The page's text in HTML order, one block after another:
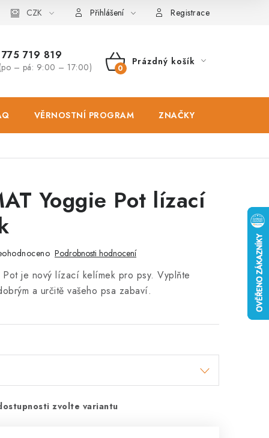
údajů Zásady použivání souboru cookies
CZK Přihlášení Registrace
775 719 819
(po – pá: 9:00 – 17:00)
NÁKUPNÍ
Prázdný košík
VĚRNOSTNÍ PROGRAM ZNAČKY
Yoggie Pot lízací
Podrobnosti hodnocení
Pot je nový lízací kelímek pro psy. Vyplňte
a určitě vašeho psa zabaví.
zvolte variantu